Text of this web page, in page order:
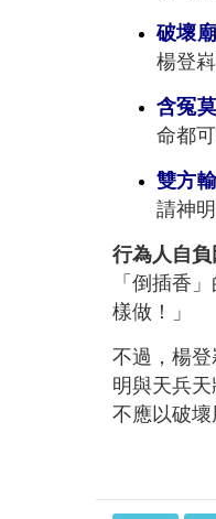
破壞
楊登
含冤
命都
雙方
請神
行為人自
「倒插香
樣做！」
不過，楊
明與天兵
不應以破